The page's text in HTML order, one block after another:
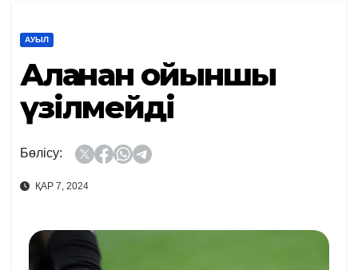
АУЫЛ
Алаңнан ойыншы
үзілмейді
Бөлісу:
ҚАР 7, 2024